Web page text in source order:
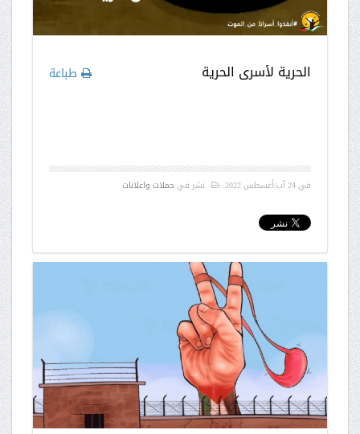
طباعة الحرية لأسرى الحرية
في24 آب/أغسطس 2022 . نشر في حملات واعلانات